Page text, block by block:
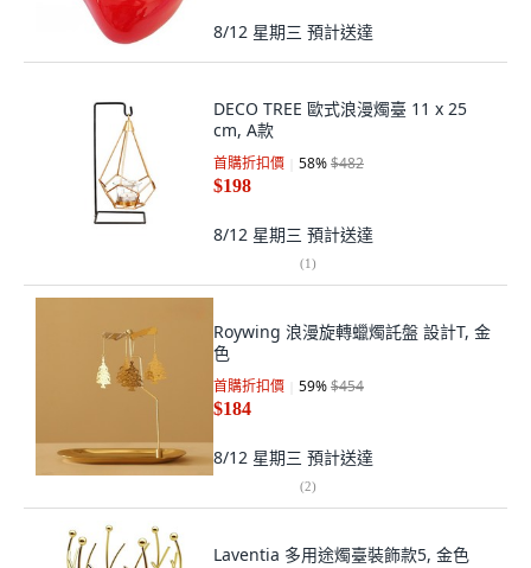
8/12 星期三 預計送達
DECO TREE 歐式浪漫燭臺 11 x 25
cm, A款
首購折扣價 58%$482
$198
8/12 星期三 預計送達
(1)
Roywing 浪漫旋轉蠟燭託盤 設計T, 金
色
首購折扣價 59%$454
$184
8/12 星期三 預計送達
(2)
Laventia 多用途燭臺裝飾款5, 金色